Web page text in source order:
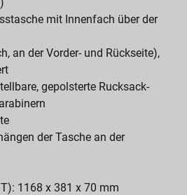
mit Innenfach über der
an der Vorder- und Rückseite),
gepolsterte Rucksack-
der Tasche an der
1168 x 381 x 70 mm